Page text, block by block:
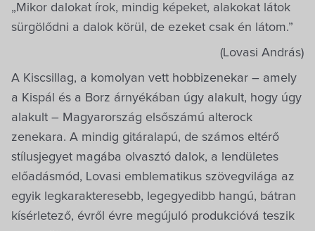
„Mikor dalokat írok, mindig képeket, alakokat látok
sürgölődni a dalok körül, de ezeket csak én látom.”
(Lovasi András)
A Kiscsillag, a komolyan vett hobbizenekar – amely
a Kispál és a Borz árnyékában úgy alakult, hogy úgy
alakult – Magyarország elsőszámú alterock
zenekara. A mindig gitáralapú, de számos eltérő
stílusjegyet magába olvasztó dalok, a lendületes
előadásmód, Lovasi emblematikus szövegvilága az
egyik legkarakteresebb, legegyedibb hangú, bátran
kísérletező, évről évre megújuló produkcióvá teszik